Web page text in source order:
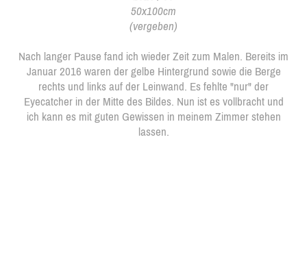
50x100cm
(vergeben)
Nach langer Pause fand ich wieder Zeit zum Malen. Bereits im
Januar 2016 waren der gelbe Hintergrund sowie die Berge
rechts und links auf der Leinwand. Es fehlte "nur" der
Eyecatcher in der Mitte des Bildes. Nun ist es vollbracht und
ich kann es mit guten Gewissen in meinem Zimmer stehen
lassen.